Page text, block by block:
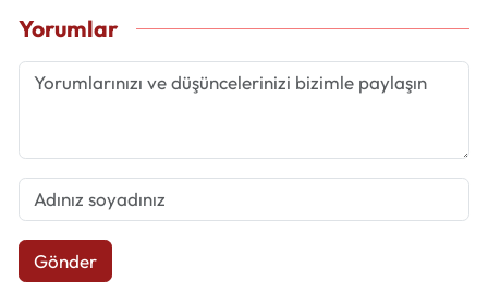
Yorumlar
Gönder